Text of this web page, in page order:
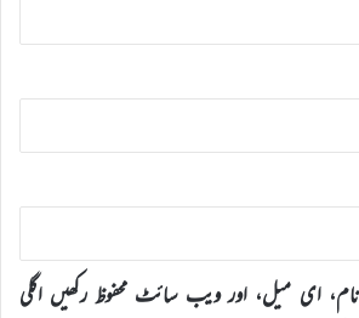
ای میل، اور ویب سائٹ محفوظ رکھیں اگلی